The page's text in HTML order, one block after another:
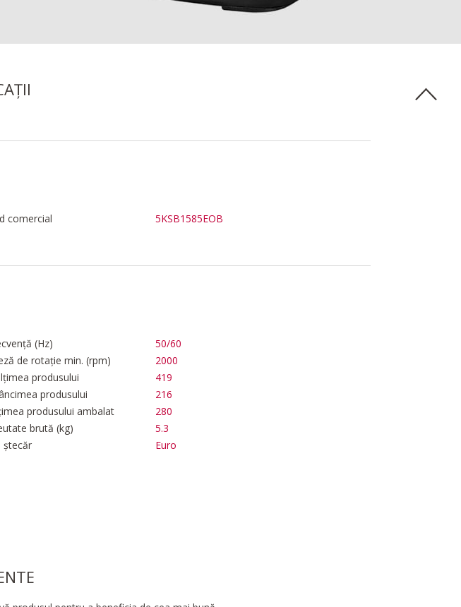
comercial
5KSB1585EOB
(Hz)
50/60
de rotație min. (rpm)
2000
produsului
419
produsului
216
produsului ambalat
280
brută (kg)
5.3
ștecăr Euro